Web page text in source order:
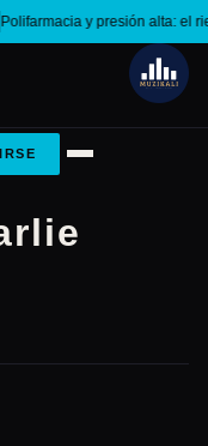
Polifarmacia y presión alta: el